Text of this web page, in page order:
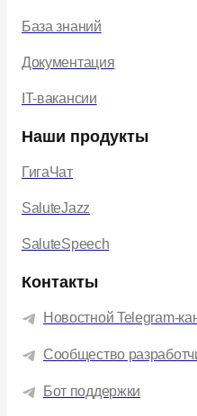
База знаний
Документация
IT-вакансии
Наши продукты
ГигаЧат
SaluteJazz
SaluteSpeech
Контакты
Новостной Telegram-
Сообщество
Бот поддержки